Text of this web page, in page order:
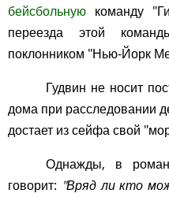
бейсбольную команду
переезда этой
поклонником "Нью-Йорк
Гудвин не носит
дома при расследовании
достает из сейфа свой
Однажды, в
говорит: "Вряд ли кто